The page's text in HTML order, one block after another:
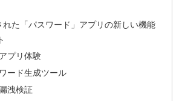
れた「パスワード」アプリの新しい機能
プリ体験
ード生成ツール
洩検証